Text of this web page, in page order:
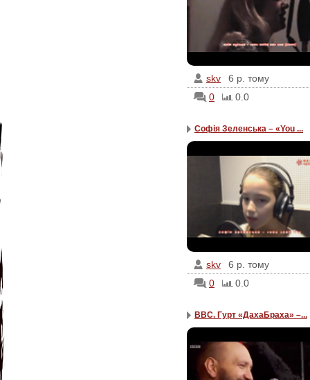
skv
6 р. тому
0
0.0
Софія Зеленська – «You ...
skv
6 р. тому
0
0.0
BBC. Гурт «ДахаБраха» –...